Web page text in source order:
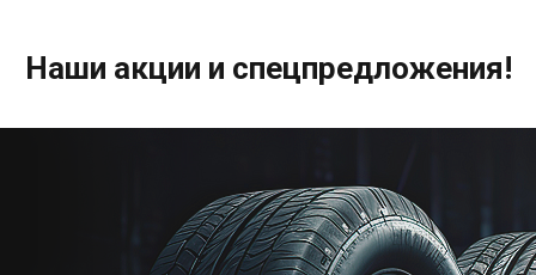
Наши акции и спецпредложения!